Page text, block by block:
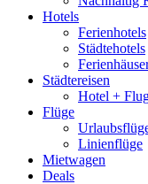
Hotels
Ferienhotels
Städtehotels
Städtereisen
Hotel +
Flüge
Linienflüge
Mietwagen
Deals